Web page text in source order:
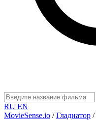
RU EN
MovieSense.io / Гладиатор /